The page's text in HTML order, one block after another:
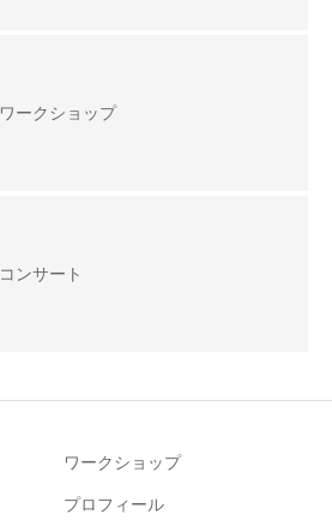
ワークショップ
コンサート
ワークショップ
プロフィール